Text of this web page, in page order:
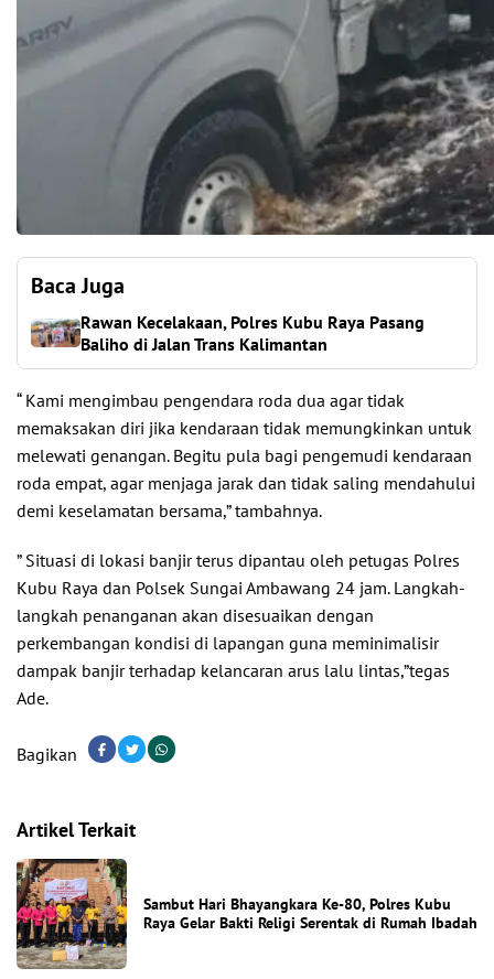
Baca Juga
Rawan Kecelakaan, Polres Kubu Raya Pasang
Baliho di Jalan Trans Kalimantan
“ Kami mengimbau pengendara roda dua agar tidak
memaksakan diri jika kendaraan tidak memungkinkan untuk
melewati genangan. Begitu pula bagi pengemudi kendaraan
roda empat, agar menjaga jarak dan tidak saling mendahului
demi keselamatan bersama,” tambahnya.
” Situasi di lokasi banjir terus dipantau oleh petugas Polres
Kubu Raya dan Polsek Sungai Ambawang 24 jam. Langkah-
langkah penanganan akan disesuaikan dengan
perkembangan kondisi di lapangan guna meminimalisir
dampak banjir terhadap kelancaran arus lalu lintas,”tegas
Ade.
Bagikan
Artikel Terkait
Sambut Hari Bhayangkara Ke-80, Polres Kubu
Raya Gelar Bakti Religi Serentak di Rumah Ibadah